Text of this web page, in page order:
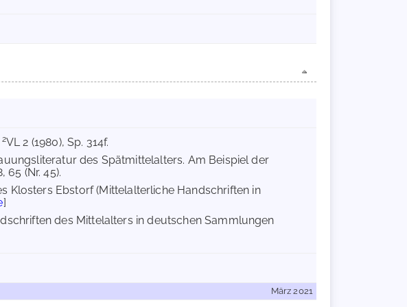
2VL 2 (1980), Sp. 314f.
des Spätmittelalters. Am Beispiel der
65 (Nr. 45).
Klosters Ebstorf (Mittelalterliche Handschriften in
]
des Mittelalters in deutschen Sammlungen
März 2021